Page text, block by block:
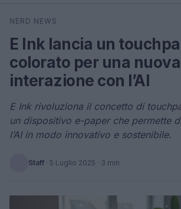
Cerca
NERD NEWS
E Ink lancia un
colorato per una nuova
interazione con l’AI
E Ink rivoluziona il concetto di
un dispositivo e-paper che permette
l’AI in modo innovativo e sostenibile.
Staff · 5 Luglio 2025 · 3 min